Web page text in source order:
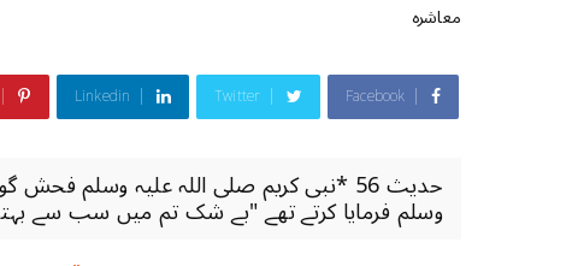
معاشرہ
Facebook
Twitter
Linkedin
حدیث 56 *نبی کریم صلی اللہ علیہ وسلم
وسلم فرمایا کرتے تھے "بے شک تم میں سب سے